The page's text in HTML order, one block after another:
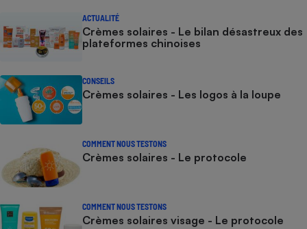
ACTUALITÉ
Crèmes solaires - Le bilan désastreux des
plateformes chinoises
CONSEILS
Crèmes solaires - Les logos à la loupe
COMMENT NOUS TESTONS
Crèmes solaires - Le protocole
COMMENT NOUS TESTONS
Crèmes solaires visage - Le protocole